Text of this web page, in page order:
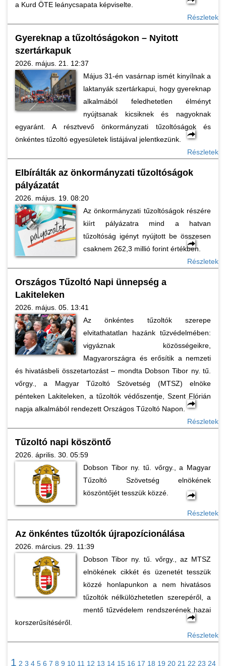
a Kurd ÖTE leánycsapata képviselte.
Részletek
Gyereknap a tűzoltóságokon – Nyitott
szertárkapuk
2026. május. 21. 12:37
Május 31-én vasárnap ismét kinyílnak a
laktanyák szertárkapui, hogy gyereknap
alkalmából feledhetetlen élményt
nyújtsanak kicsiknek és nagyoknak
egyaránt. A résztvevő önkormányzati tűzoltóságok és
önkéntes tűzoltó egyesületek listájával jelentkezünk.
Részletek
Elbírálták az önkormányzati tűzoltóságok
pályázatát
2026. május. 19. 08:20
Az önkormányzati tűzoltóságok részére
kiírt pályázatra mind a hatvan
tűzoltóság igényt nyújtott be összesen
csaknem 262,3 millió forint értékben.
Részletek
Országos Tűzoltó Napi ünnepség a
Lakiteleken
2026. május. 05. 13:41
Az önkéntes tűzoltók szerepe
elvitathatatlan hazánk tűzvédelmében:
vigyáznak közösségeikre,
Magyarországra és erősítik a nemzeti
és hivatásbeli összetartozást – mondta Dobson Tibor ny. tű.
vőrgy., a Magyar Tűzoltó Szövetség (MTSZ) elnöke
pénteken Lakiteleken, a tűzoltók védőszentje, Szent Flórián
napja alkalmából rendezett Országos Tűzoltó Napon.
Részletek
Tűzoltó napi köszöntő
2026. április. 30. 05:59
Dobson Tibor ny. tű. vőrgy., a Magyar
Tűzoltó Szövetség elnökének
köszöntőjét tesszük közzé.
Részletek
Az önkéntes tűzoltók újrapozícionálása
2026. március. 29. 11:39
Dobson Tibor ny. tű. vőrgy., az MTSZ
elnökének cikkét és üzenetét tesszük
közzé honlapunkon a nem hivatásos
tűzoltók nélkülözhetetlen szerepéről, a
mentő tűzvédelem rendszerének hazai
korszerűsítéséről.
Részletek
1 2 3 4 5 6 7 8 9 10 11 12 13 14 15 16 17 18 19 20 21 22 23 24